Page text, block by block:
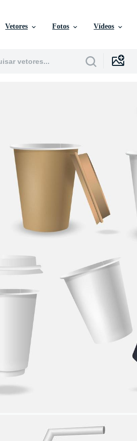
Vetores Fotos Vídeos